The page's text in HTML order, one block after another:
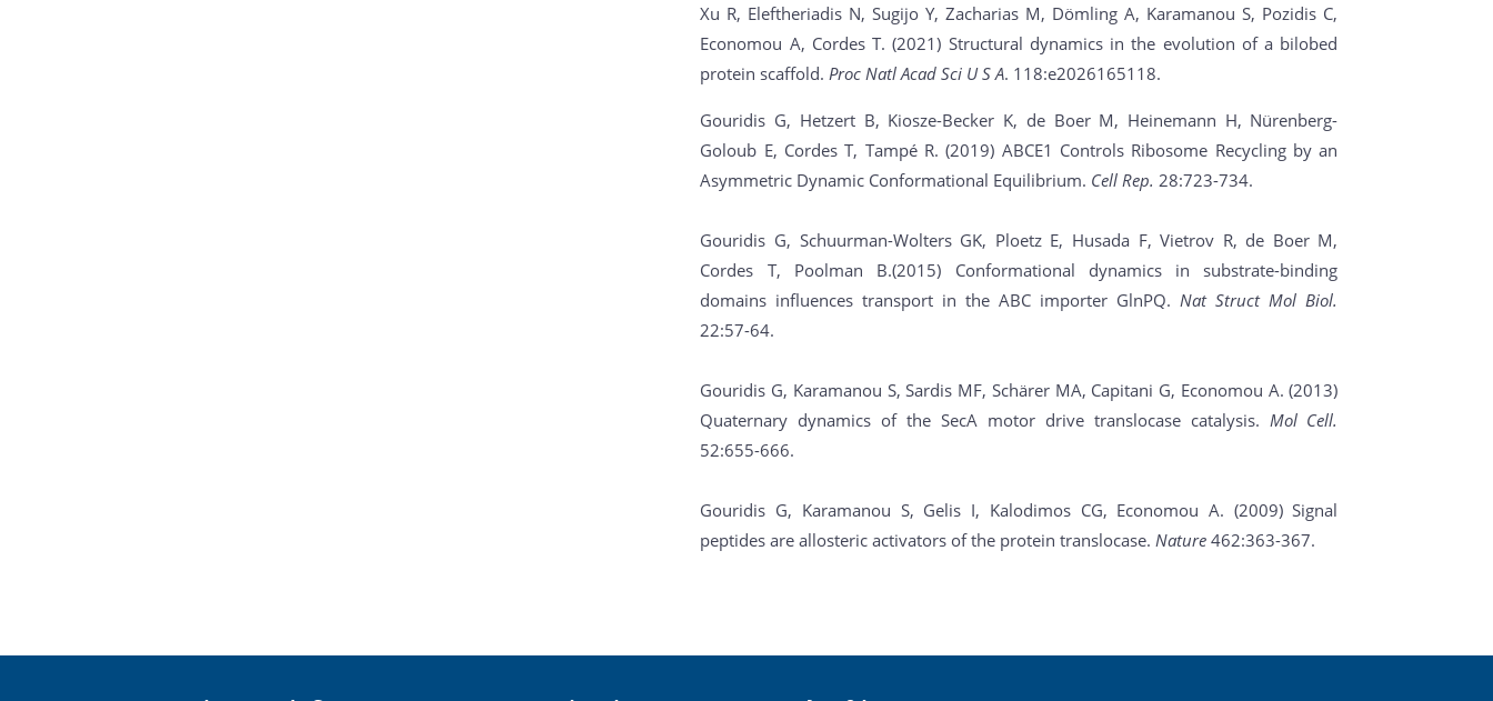
Xu R, Eleftheriadis N, Sugijo Y, Zacharias M, Dömling A, Karamanou S, Pozidis C,
Economou A, Cordes T. (2021) Structural dynamics in the evolution of a bilobed
protein scaffold. Proc Natl Acad Sci U S A. 118:e2026165118.
Gouridis G, Hetzert B, Kiosze-Becker K, de Boer M, Heinemann H, Nürenberg-
Goloub E, Cordes T, Tampé R. (2019) ABCE1 Controls Ribosome Recycling by an
Asymmetric Dynamic Conformational Equilibrium. Cell Rep. 28:723-734.
Gouridis G, Schuurman-Wolters GK, Ploetz E, Husada F, Vietrov R, de Boer M,
Cordes T, Poolman B.(2015) Conformational dynamics in substrate-binding
domains influences transport in the ABC importer GlnPQ. Nat Struct Mol Biol.
22:57-64.
Gouridis G, Karamanou S, Sardis MF, Schärer MA, Capitani G, Economou A. (2013)
Quaternary dynamics of the SecA motor drive translocase catalysis. Mol Cell.
52:655-666.
Gouridis G, Karamanou S, Gelis I, Kalodimos CG, Economou A. (2009) Signal
peptides are allosteric activators of the protein translocase. Νature 462:363-367.